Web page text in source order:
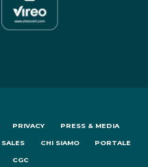
PRIVACY PRESS & MEDIA
SALES CHI SIAMO PORTALE
CGC